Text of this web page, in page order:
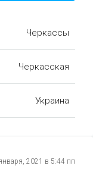
Черкассы
Черкасская
Украина
2021 в 5:44 пп